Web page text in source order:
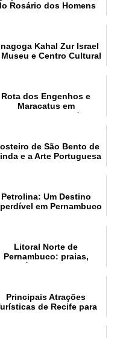
Rosário dos Homens
Kahal Zur Israel
e Centro Cultural
Rota dos Engenhos e
Maracatus em
Pernambuco: História
de São Bento de
e a Arte Portuguesa
Petrolina: Um Destino
em Pernambuco
Litoral Norte de
Pernambuco: praias,
história e atrações
Principais Atrações
de Recife para